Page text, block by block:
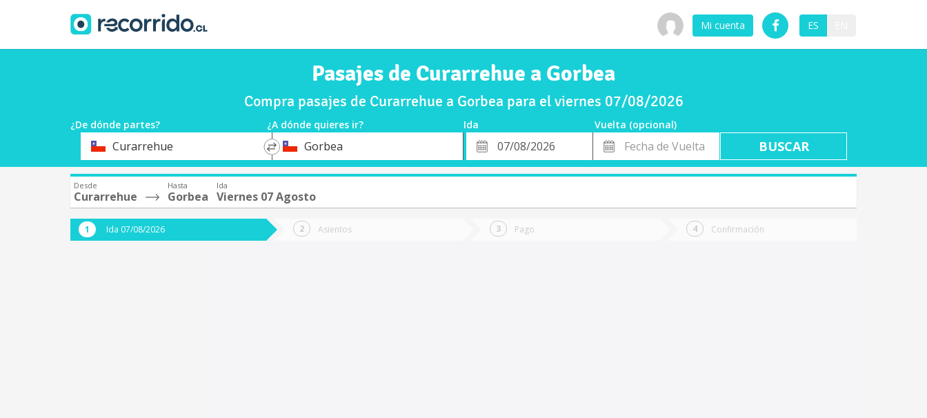
Mi cuenta ES
Pasajes de Curarrehue a Gorbea
Compra pasajes de Curarrehue a Gorbea para el viernes 07/08/2026
¿De dónde partes? ¿A dónde quieres ir? Ida
Vuelta (opcional)
OrigenCurarrehue
*
DestinoGorbea
Fecha
de
Fecha
de
Vuelta
Desde
Curarrehue
Hasta
Gorbea
Ida
Viernes 07 Agosto
Ida 07/08/2026 Asientos Pago Confirmación